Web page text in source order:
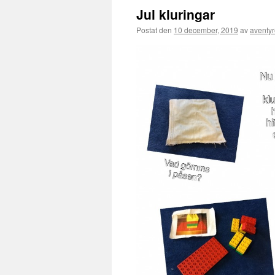
Jul kluringar
Postat den 10 december, 2019 av